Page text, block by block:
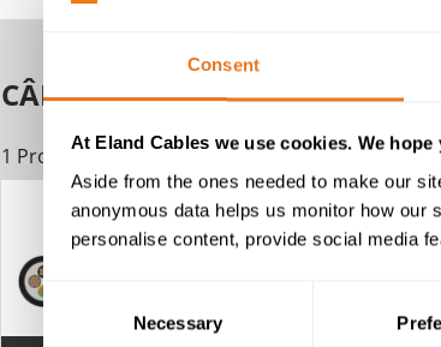
Consent
At Eland Cables we use cookies. We
Aside from the ones needed to make our
anonymous data helps us monitor how our
personalise content, provide social media
Consent
Necessary
CÂBLE DIN VDE 0274
1 Produits